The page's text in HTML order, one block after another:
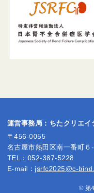
運営事務局：ちたクリエイ
〒456-0055
名古屋市熱田区南一番町６-
TEL：052-387-5228
E-mail： jsrfc2025@c-
© 第